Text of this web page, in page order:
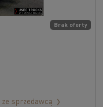
Brak oferty
sprzedawcą